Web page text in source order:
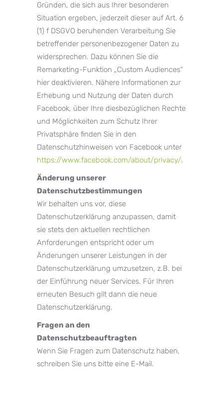
Gründen, die sich aus Ihrer besonderen
Situation ergeben, jederzeit dieser auf Art. 6
(1) f DSGVO beruhenden Verarbeitung Sie
betreffender personenbezogener Daten zu
widersprechen. Dazu können Sie die
Remarketing-Funktion „Custom Audiences“
hier deaktivieren. Nähere Informationen zur
Erhebung und Nutzung der Daten durch
Facebook, über Ihre diesbezüglichen Rechte
und Möglichkeiten zum Schutz Ihrer
Privatsphäre finden Sie in den
Datenschutzhinweisen von Facebook unter
https://www.facebook.com/about/privacy/.
Änderung unserer
Datenschutzbestimmungen
Wir behalten uns vor, diese
Datenschutzerklärung anzupassen, damit
sie stets den aktuellen rechtlichen
Anforderungen entspricht oder um
Änderungen unserer Leistungen in der
Datenschutzerklärung umzusetzen, z.B. bei
der Einführung neuer Services. Für Ihren
erneuten Besuch gilt dann die neue
Datenschutzerklärung.
Fragen an den
Datenschutzbeauftragten
Wenn Sie Fragen zum Datenschutz haben,
schreiben Sie uns bitte eine E-Mail.